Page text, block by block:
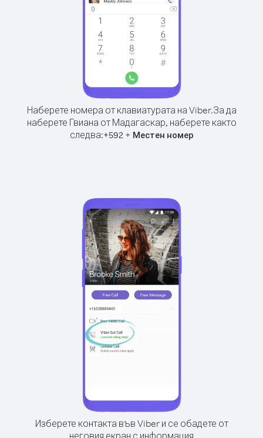
Наберете номера от клавиатурата на Viber.За да
наберете Гвиана от Мадагаскар, наберете както
следва:+592+ Местен номер
Изберете контакта във Viber и се обадете от
неговия екран с информация